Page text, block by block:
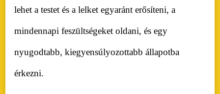
lehet a testet és a lelket egyaránt erősíteni, a
mindennapi feszültségeket oldani, és egy
nyugodtabb, kiegyensúlyozottabb állapotba
érkezni.